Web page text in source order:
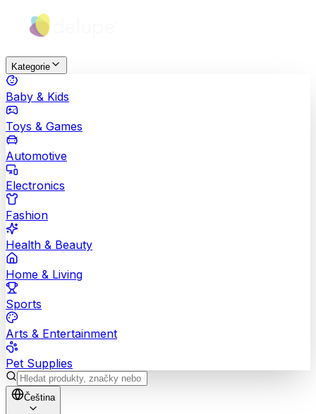
Kategorie
Baby & Kids
Toys & Games
Automotive
Electronics
Fashion
Health & Beauty
Home & Living
Sports
Arts & Entertainment
Pet Supplies
Čeština